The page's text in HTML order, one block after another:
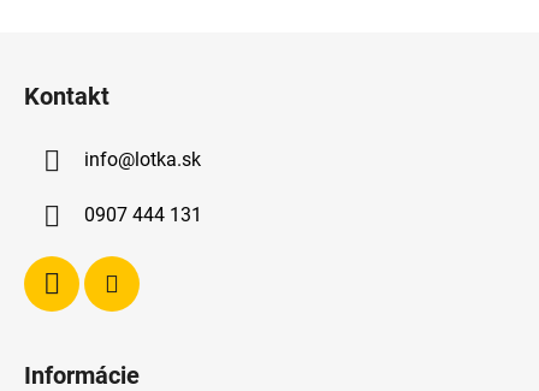
Kontakt
info@lotka.sk
0907 444 131
Informácie